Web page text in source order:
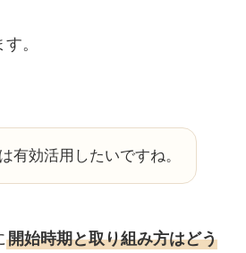
。
有効活用したいですね。
開始時期と取り組み方はどう